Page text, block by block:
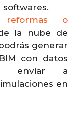
o
la nube de
generar
con datos
enviar a
en